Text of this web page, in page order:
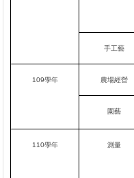
手工藝
109學年 農場經營
園藝
110學年 測量